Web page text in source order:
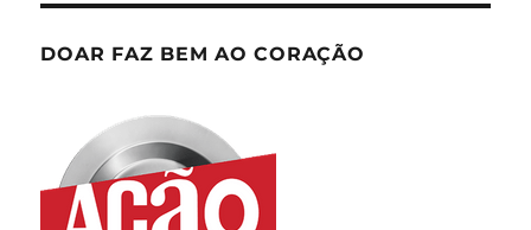
DOAR FAZ BEM AO CORAÇÃO